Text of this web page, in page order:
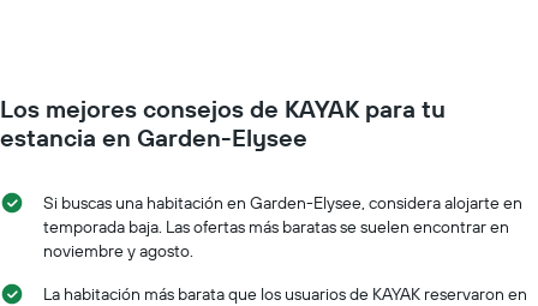
Los mejores consejos de KAYAK para tu
estancia en Garden-Elysee
Si buscas una habitación en Garden-Elysee, considera alojarte en
temporada baja. Las ofertas más baratas se suelen encontrar en
noviembre y agosto.
La habitación más barata que los usuarios de KAYAK reservaron en